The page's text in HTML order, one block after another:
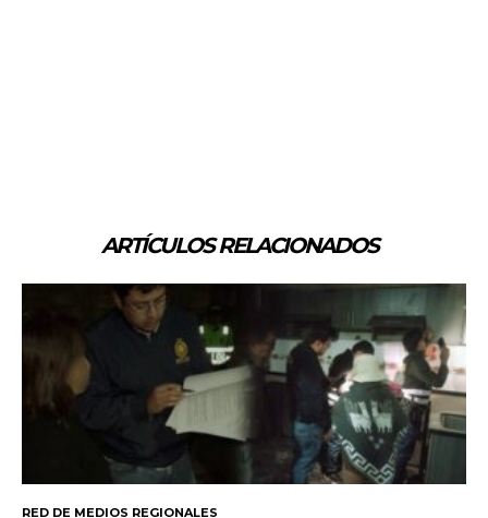
ARTÍCULOS RELACIONADOS
RED DE MEDIOS REGIONALES